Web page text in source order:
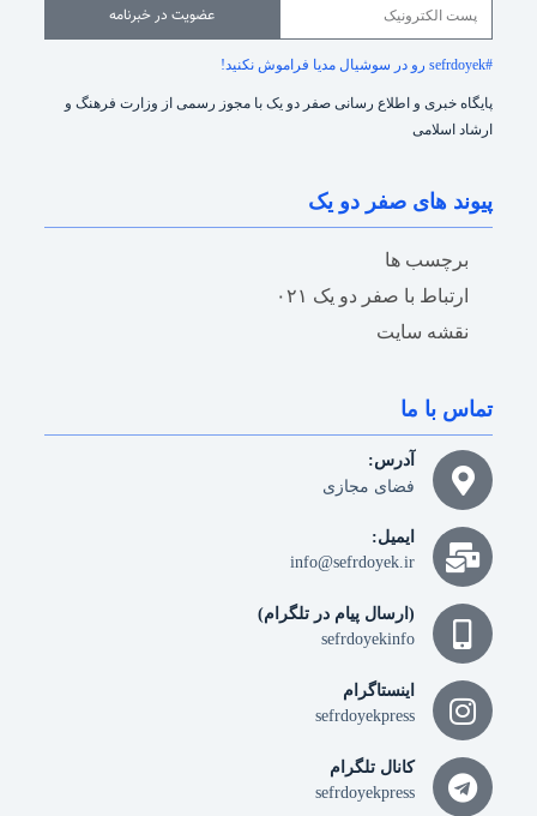
عضویت در خبرنامه
#sefrdoyek رو در سوشیال مدیا فراموش نکنید!
پایگاه خبری و اطلاع رسانی صفر دو یک با مجوز رسمی از وزارت فرهنگ و
ارشاد اسلامی
پیوند های صفر دو یک
برچسب ها
ارتباط با صفر دو یک ۰۲۱
نقشه سایت
تماس با ما
آدرس:
فضای مجازی
ایمیل:
info@sefrdoyek.ir
(ارسال پیام در تلگرام)
sefrdoyekinfo
اینستاگرام
sefrdoyekpress
کانال تلگرام
sefrdoyekpress